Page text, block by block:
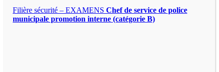
Filière sécurité – EXAMENS Chef de service de police
municipale promotion interne (catégorie B)